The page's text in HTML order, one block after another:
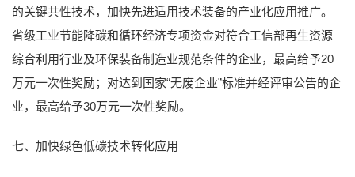
的关键共性技术，加快先进适用技术装备的产业化应用推广。
省级工业节能降碳和循环经济专项资金对符合工信部再生资源
综合利用行业及环保装备制造业规范条件的企业，最高给予20
万元一次性奖励；对达到国家“无废企业”标准并经评审公告的企
业，最高给予30万元一次性奖励。
七、加快绿色低碳技术转化应用